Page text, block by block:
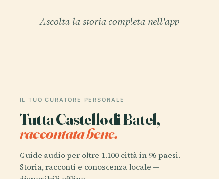
Ascolta la storia completa nell'app
IL TUO CURATORE PERSONALE
Tutta Castello di Batel,
raccontata bene.
Guide audio per oltre 1.100 città in 96 paesi.
Storia, racconti e conoscenza locale —